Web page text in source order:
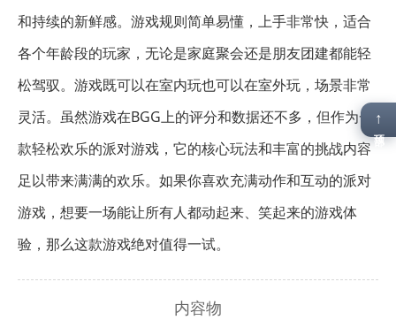
和持续的新鲜感。游戏规则简单易懂，上手非常快，适合
各个年龄段的玩家，无论是家庭聚会还是朋友团建都能轻
松驾驭。游戏既可以在室内玩也可以在室外玩，场景非常
灵活。虽然游戏在BGG上的评分和数据还不多，但作为一
款轻松欢乐的派对游戏，它的核心玩法和丰富的挑战内容
足以带来满满的欢乐。如果你喜欢充满动作和互动的派对
游戏，想要一场能让所有人都动起来、笑起来的游戏体
验，那么这款游戏绝对值得一试。
内容物
↑